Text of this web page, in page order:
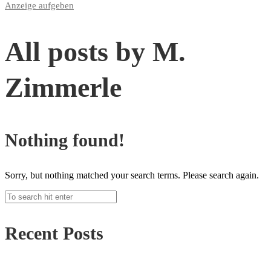
Anzeige aufgeben
All posts by M.
Zimmerle
Nothing found!
Sorry, but nothing matched your search terms. Please search again.
Recent Posts